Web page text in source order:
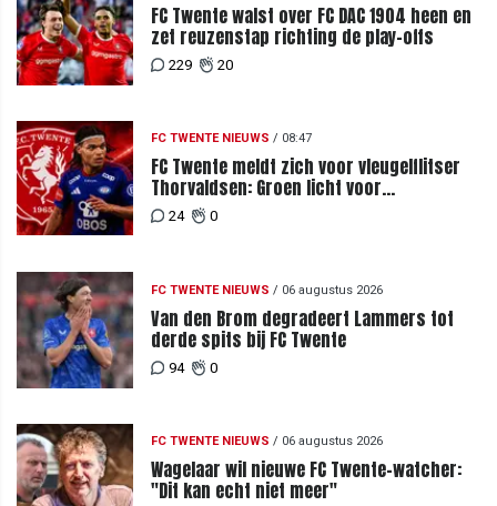
FC Twente walst over FC DAC 1904 heen en
zet reuzenstap richting de play-offs
229 20
FC TWENTE NIEUWS / 08:47
FC Twente meldt zich voor vleugelflitser
Thorvaldsen: Groen licht voor
miljoenenbod
24 0
FC TWENTE NIEUWS / 06 augustus 2026
Van den Brom degradeert Lammers tot
derde spits bij FC Twente
94 0
FC TWENTE NIEUWS / 06 augustus 2026
Wagelaar wil nieuwe FC Twente-watcher:
"Dit kan echt niet meer"